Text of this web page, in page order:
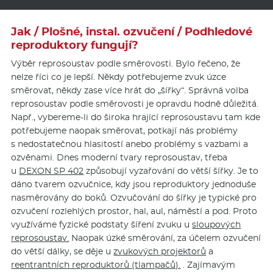
Jak / Plošné, instal. ozvučení / Podhledové
reproduktory fungují?
Výběr reprosoustav podle směrovosti. Bylo řečeno, že
nelze říci co je lepší. Někdy potřebujeme zvuk úzce
směrovat, někdy zase více hrát do „šířky“. Správná volba
reprosoustav podle směrovosti je opravdu hodně důležitá.
Např., vybereme-li do široka hrající reprosoustavu tam kde
potřebujeme naopak směrovat, potkají nás problémy
s nedostatečnou hlasitostí anebo problémy s vazbami a
ozvěnami. Dnes moderní tvary reprosoustav, třeba
u DEXON SP 402 způsobují vyzařování do větší šířky. Je to
dáno tvarem ozvučnice, kdy jsou reproduktory jednoduše
nasměrovány do boků. Ozvučování do šířky je typické pro
ozvučení rozlehlých prostor, hal, aul, náměstí a pod. Proto
využíváme fyzické podstaty šíření zvuku usloupových
reprosoustav. Naopak úzké směrování, za účelem ozvučení
do větší dálky, se děje uzvukových projektorů a
reentrantních reproduktorů (tlampačů). . Zajímavým